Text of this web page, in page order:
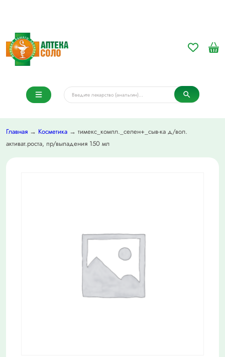
Главная → Косметика → тимекс_компл._селен+_сыв-ка д/вол.
активат.роста, пр/выпадения 150 мл